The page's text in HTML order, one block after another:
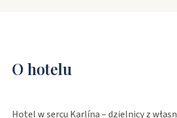
O hotelu
Hotel w sercu Karlína – dzielnicy z